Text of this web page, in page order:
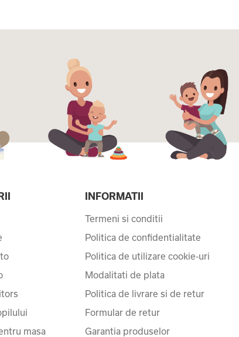
masa
INFORMATII
Termeni si conditii
Politica de confidentialitate
Politica de utilizare cookie-uri
Modalitati de plata
Politica de livrare si de retur
Formular de retur
Garantia produselor